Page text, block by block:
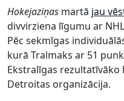
Hokejaziņas martā jau
divvirziena līgumu ar
Pēc sekmīgas
kurā Tralmaks ar 51
Ekstralīgas
Detroitas organizācija.